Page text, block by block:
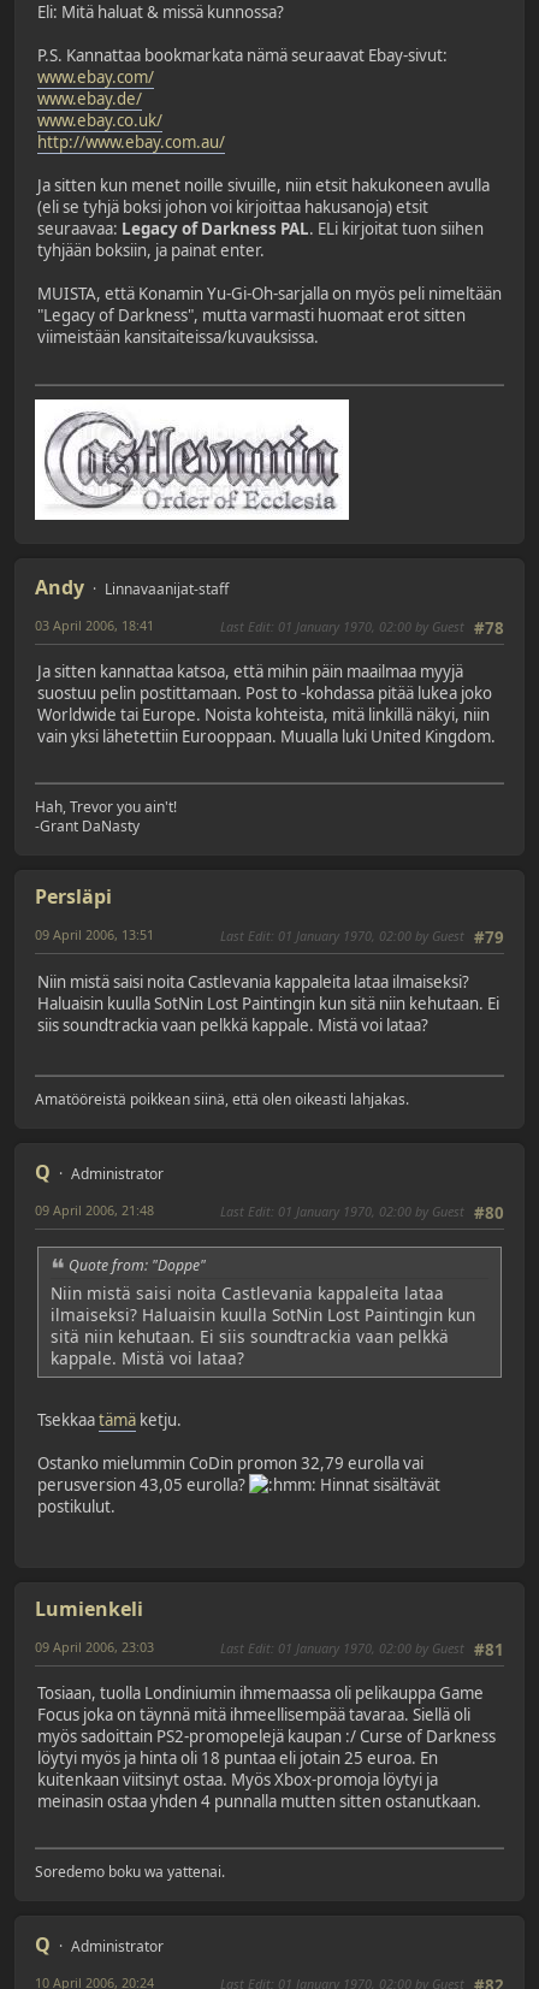
Eli: Mitä haluat & missä kunnossa?
P.S. Kannattaa bookmarkata nämä seuraavat Ebay-sivut:
www.ebay.com/
www.ebay.de/
www.ebay.co.uk/
http://www.ebay.com.au/
Ja sitten kun menet noille sivuille, niin etsit hakukoneen avulla
(eli se tyhjä boksi johon voi kirjoittaa hakusanoja) etsit
seuraavaa: Legacy of Darkness PAL. ELi kirjoitat tuon siihen
tyhjään boksiin, ja painat enter.
MUISTA, että Konamin Yu-Gi-Oh-sarjalla on myös peli nimeltään
"Legacy of Darkness", mutta varmasti huomaat erot sitten
viimeistään kansitaiteissa/kuvauksissa.
Andy Linnavaanijat-staff
#78
03 April 2006, 18:41 Last Edit: 01 January 1970, 02:00 by Guest
Ja sitten kannattaa katsoa, että mihin päin maailmaa myyjä
suostuu pelin postittamaan. Post to -kohdassa pitää lukea joko
Worldwide tai Europe. Noista kohteista, mitä linkillä näkyi, niin
vain yksi lähetettiin Eurooppaan. Muualla luki United Kingdom.
Hah, Trevor you ain't!
-Grant DaNasty
Persläpi
#79
09 April 2006, 13:51 Last Edit: 01 January 1970, 02:00 by Guest
Niin mistä saisi noita Castlevania kappaleita lataa ilmaiseksi?
Haluaisin kuulla SotNin Lost Paintingin kun sitä niin kehutaan. Ei
siis soundtrackia vaan pelkkä kappale. Mistä voi lataa?
Amatööreistä poikkean siinä, että olen oikeasti lahjakas.
Q Administrator
#80
09 April 2006, 21:48 Last Edit: 01 January 1970, 02:00 by Guest
Quote from: "Doppe"
Niin mistä saisi noita Castlevania kappaleita lataa
ilmaiseksi? Haluaisin kuulla SotNin Lost Paintingin kun
sitä niin kehutaan. Ei siis soundtrackia vaan pelkkä
kappale. Mistä voi lataa?
Tsekkaatämä ketju.
Ostanko mielummin CoDin promon 32,79 eurolla vai
perusversion 43,05 eurolla?
Hinnat sisältävät
postikulut.
Lumienkeli
#81
09 April 2006, 23:03 Last Edit: 01 January 1970, 02:00 by Guest
Tosiaan, tuolla Londiniumin ihmemaassa oli pelikauppa Game
Focus joka on täynnä mitä ihmeellisempää tavaraa. Siellä oli
myös sadoittain PS2-promopelejä kaupan :/ Curse of Darkness
löytyi myös ja hinta oli 18 puntaa eli jotain 25 euroa. En
kuitenkaan viitsinyt ostaa. Myös Xbox-promoja löytyi ja
meinasin ostaa yhden 4 punnalla mutten sitten ostanutkaan.
Soredemo boku wa yattenai.
Q Administrator
10 April 2006, 20:24 Last Edit: 01 January 1970, 02:00 by Guest